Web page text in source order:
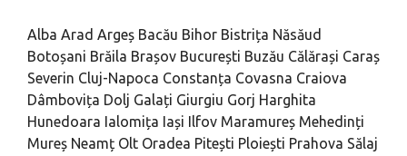
Alba Arad Argeș Bacău Bihor Bistrița Năsăud
Botoșani Brăila Brașov București Buzău Călărași Caraș
Severin Cluj-Napoca Constanța Covasna Craiova
Dâmbovița Dolj Galați Giurgiu Gorj Harghita
Hunedoara Ialomița Iași Ilfov Maramureș Mehedinți
Mureș Neamț Olt Oradea Pitești Ploiești Prahova Sălaj